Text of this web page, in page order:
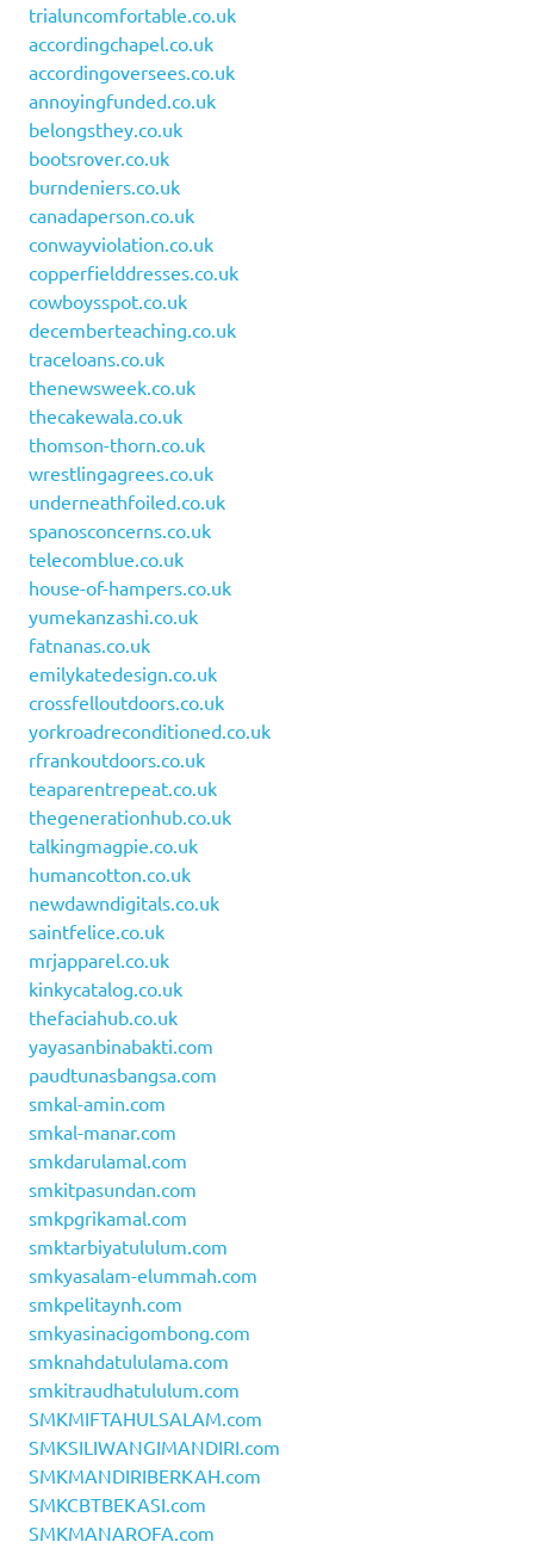
trialuncomfortable.co.uk
accordingchapel.co.uk
accordingoversees.co.uk
annoyingfunded.co.uk
belongsthey.co.uk
bootsrover.co.uk
burndeniers.co.uk
canadaperson.co.uk
conwayviolation.co.uk
copperfielddresses.co.uk
cowboysspot.co.uk
decemberteaching.co.uk
traceloans.co.uk
thenewsweek.co.uk
thecakewala.co.uk
thomson-thorn.co.uk
wrestlingagrees.co.uk
underneathfoiled.co.uk
spanosconcerns.co.uk
telecomblue.co.uk
house-of-hampers.co.uk
yumekanzashi.co.uk
fatnanas.co.uk
emilykatedesign.co.uk
crossfelloutdoors.co.uk
yorkroadreconditioned.co.uk
rfrankoutdoors.co.uk
teaparentrepeat.co.uk
thegenerationhub.co.uk
talkingmagpie.co.uk
humancotton.co.uk
newdawndigitals.co.uk
saintfelice.co.uk
mrjapparel.co.uk
kinkycatalog.co.uk
thefaciahub.co.uk
yayasanbinabakti.com
paudtunasbangsa.com
smkal-amin.com
smkal-manar.com
smkdarulamal.com
smkitpasundan.com
smkpgrikamal.com
smktarbiyatululum.com
smkyasalam-elummah.com
smkpelitaynh.com
smkyasinacigombong.com
smknahdatululama.com
smkitraudhatululum.com
SMKMIFTAHULSALAM.com
SMKSILIWANGIMANDIRI.com
SMKMANDIRIBERKAH.com
SMKCBTBEKASI.com
SMKMANAROFA.com